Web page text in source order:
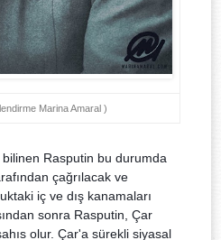
Marina Amaral )
bilinen Rasputin bu durumda
çağrılacak ve
iç ve dış kanamaları
sonra Rasputin, Çar
olur. Çar'a sürekli siyasal